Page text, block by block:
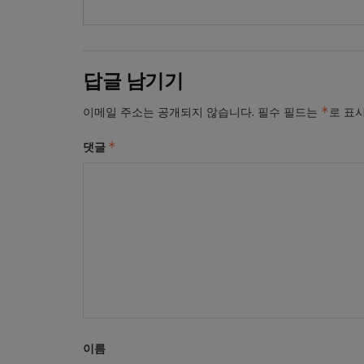
답글 남기기
이메일 주소는 공개되지 않습니다. 필수 필드는 *로 표
댓글 *
이름